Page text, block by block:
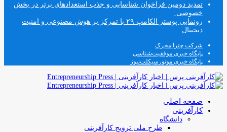
تمدید دومین فراخوان شناسایی و جذب استعدادهای برتر در بخش
خصوصی
رونمایی پوستر الکامپ ۲۹ با تمرکز بر هوش مصنوعی و امنیت
دیجیتال
شرکت چترا محرک
پایگاه خبری موفقیت‌شناسی
پایگاه خبری موتورسیکلت‌نیوز
صفحه اصلی
کارآفرینی
دانشگاه
طرح ملی ترویج کارآفرینی